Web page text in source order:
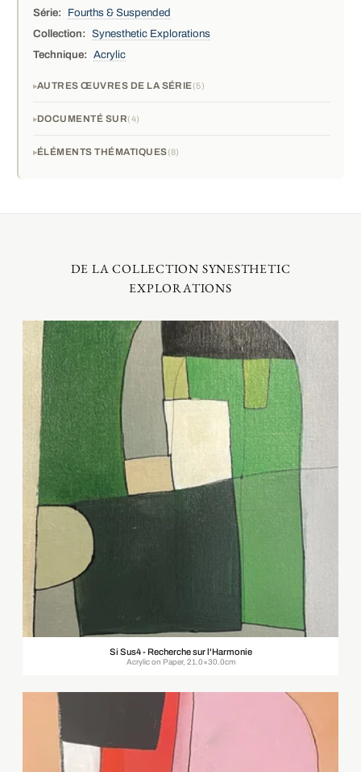
Série:
Fourths & Suspended
Collection:
Synesthetic Explorations
Technique:
Acrylic
AUTRES ŒUVRES DE LA SÉRIE 5
DOCUMENTÉ SUR 4
ÉLÉMENTS THÉMATIQUES 8
DE LA COLLECTION SYNESTHETIC
EXPLORATIONS
Si Sus4 - Recherche sur l'Harmonie
Acrylic on Paper, 21.0×30.0cm